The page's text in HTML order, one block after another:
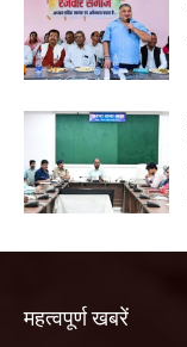
महत्वपूर्ण खबरें